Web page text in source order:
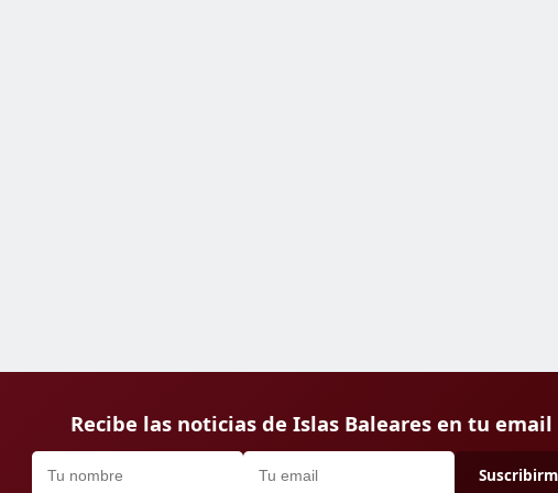
Recibe las noticias de Islas Baleares en tu email